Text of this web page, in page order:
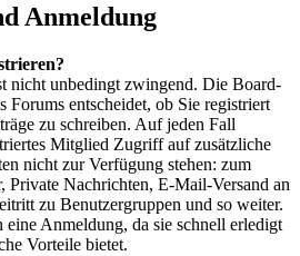
Anmeldung
nicht unbedingt zwingend. Die Board-
Forums entscheidet, ob Sie registriert
zu schreiben. Auf jeden Fall
Mitglied Zugriff auf zusätzliche
nicht zur Verfügung stehen: zum
Private Nachrichten, E-Mail-Versand an
zu Benutzergruppen und so weiter.
Anmeldung, da sie schnell erledigt
Vorteile bietet.